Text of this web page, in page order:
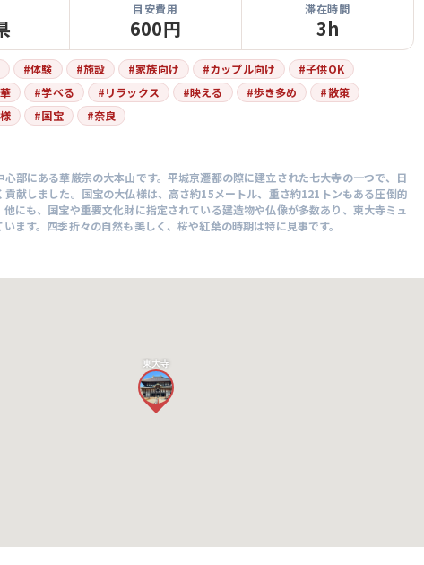
目安費用
600円
滞在時間
3h
#体験 #施設 #家族向け #カップル向け #子供OK
#学べる #リラックス #映える #歩き多め #散策
#国宝 #奈良
部にある華厳宗の大本山です。平城京遷都の際に建立された七大寺の一つで、日
貢献しました。国宝の大仏様は、高さ約15メートル、重さ約121トンもある圧倒的
他にも、国宝や重要文化財に指定されている建造物や仏像が多数あり、東大寺ミュ
ます。四季折々の自然も美しく、桜や紅葉の時期は特に見事です。
東大寺